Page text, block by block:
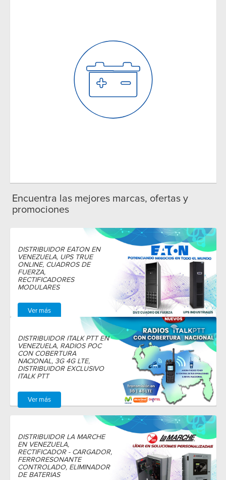
Encuentra las mejores marcas, ofertas y
promociones
DISTRIBUIDOR EATON EN
VENEZUELA, UPS TRUE
ONLINE, CUADROS DE
FUERZA,
RECTIFICADORES
MODULARES
Ver más
DISTRIBUIDOR ITALK PTT EN
VENEZUELA, RADIOS POC
CON COBERTURA
NACIONAL, 3G 4G LTE,
DISTRIBUIDOR EXCLUSIVO
ITALK PTT
Ver más
DISTRIBUIDOR LA MARCHE
EN VENEZUELA,
RECTIFICADOR - CARGADOR,
FERRORESONANTE
CONTROLADO, ELIMINADOR
DE BATERIAS